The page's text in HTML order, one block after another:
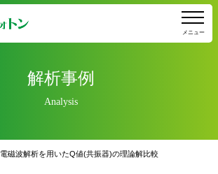
メニュー
解析事例
Analysis
電磁波解析を用いたQ値(共振器)の理論解比較